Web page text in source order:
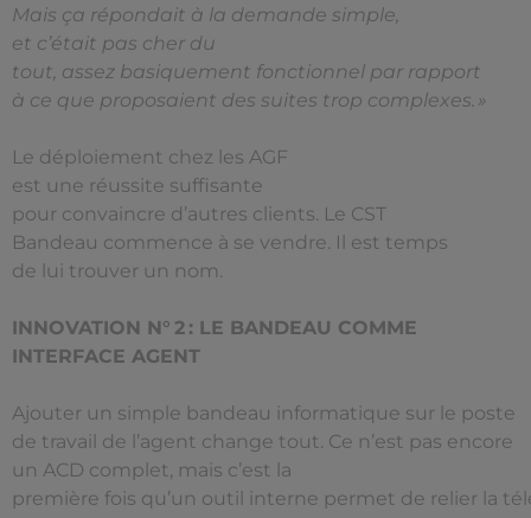
Mais ça répondait à la demande simple,
et c’était pas cher du
tout, assez basiquement fonctionnel par rapport
à ce que proposaient des suites trop complexes. »
Le déploiement chez les AGF
est une réussite suffisante
pour convaincre d’autres clients. Le CST
Bandeau commence à se vendre. Il est temps
de lui trouver un nom.
INNOVATION N° 2 : LE BANDEAU COMME
INTERFACE AGENT
Ajouter un simple bandeau informatique sur le poste
de travail de l’agent change tout. Ce n’est pas encore
un ACD complet, mais c’est la
première fois qu’un outil interne permet de relier la